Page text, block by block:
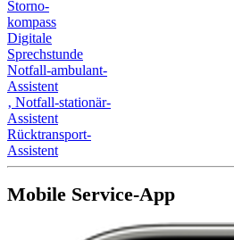
Storno-
kompass
Digitale
Sprechstunde
Notfall-ambulant-
Assistent
‚ Notfall-stationär-
Assistent
Rücktransport-
Assistent
Mobile Service-App